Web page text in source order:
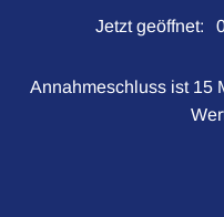
Klicken, um
Jetzt geöffnet:
Annahmeschluss ist 15